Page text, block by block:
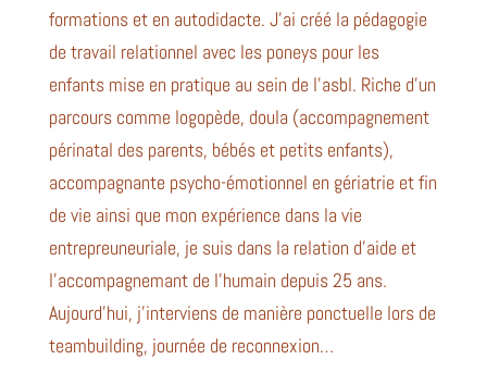
formations et en autodidacte. J’ai créé la pédagogie
de travail relationnel avec les poneys pour les
enfants mise en pratique au sein de l’asbl. Riche d’un
parcours comme logopède, doula (accompagnement
périnatal des parents, bébés et petits enfants),
accompagnante psycho-émotionnel en gériatrie et fin
de vie ainsi que mon expérience dans la vie
entrepreuneuriale, je suis dans la relation d’aide et
l’accompagnemant de l’humain depuis 25 ans.
Aujourd’hui, j’interviens de manière ponctuelle lors de
teambuilding, journée de reconnexion…